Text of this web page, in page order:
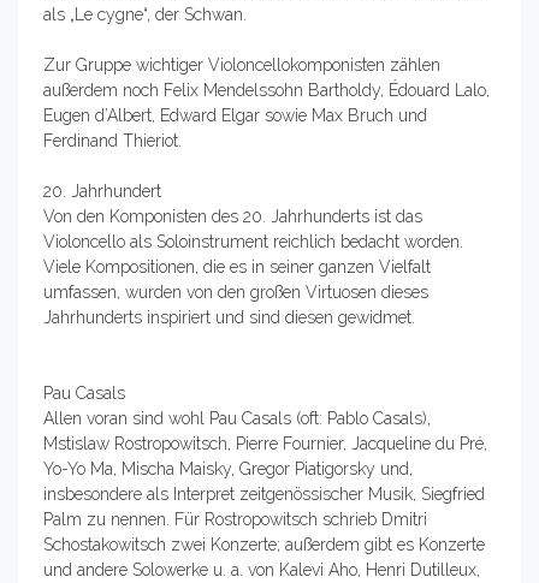
als „Le cygne“, der Schwan.
Zur Gruppe wichtiger Violoncellokomponisten zählen
außerdem noch Felix Mendelssohn Bartholdy, Édouard Lalo,
Eugen d’Albert, Edward Elgar sowie Max Bruch und
Ferdinand Thieriot.
20. Jahrhundert
Von den Komponisten des 20. Jahrhunderts ist das
Violoncello als Soloinstrument reichlich bedacht worden.
Viele Kompositionen, die es in seiner ganzen Vielfalt
umfassen, wurden von den großen Virtuosen dieses
Jahrhunderts inspiriert und sind diesen gewidmet.
Pau Casals
Allen voran sind wohl Pau Casals (oft: Pablo Casals),
Mstislaw Rostropowitsch, Pierre Fournier, Jacqueline du Pré,
Yo-Yo Ma, Mischa Maisky, Gregor Piatigorsky und,
insbesondere als Interpret zeitgenössischer Musik, Siegfried
Palm zu nennen. Für Rostropowitsch schrieb Dmitri
Schostakowitsch zwei Konzerte; außerdem gibt es Konzerte
und andere Solowerke u. a. von Kalevi Aho, Henri Dutilleux,